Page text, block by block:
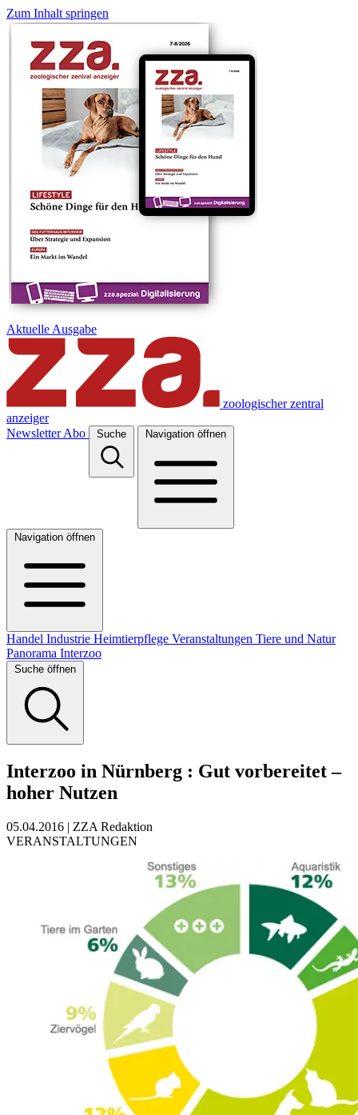
Zum Inhalt springen
Aktuelle Ausgabe
zoologischer zentral
anzeiger
Newsletter Abo Suche Navigation öffnen
Navigation öffnen
Handel Industrie Heimtierpflege Veranstaltungen Tiere und Natur
Panorama Interzoo
Suche öffnen
Interzoo in Nürnberg : Gut vorbereitet –
hoher Nutzen
05.04.2016 | ZZA Redaktion
VERANSTALTUNGEN